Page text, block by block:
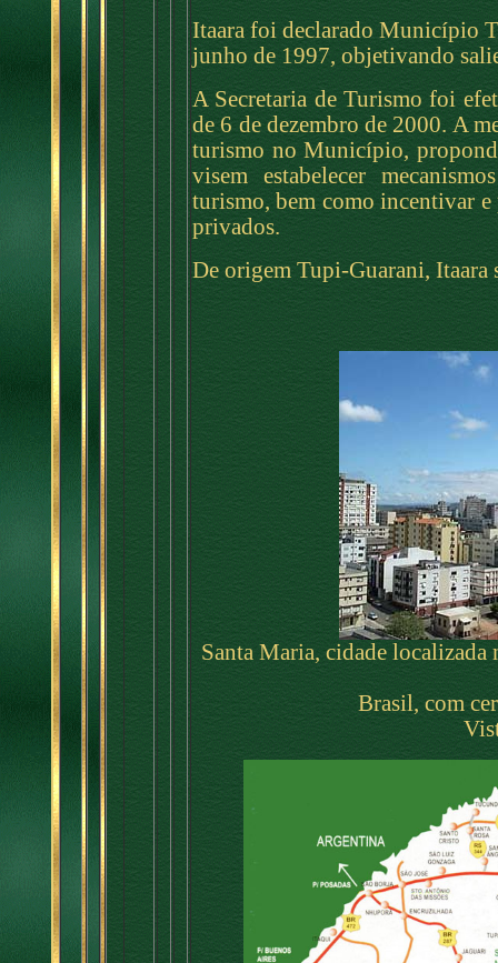
Itaara foi declarado Município
junho de 1997, objetivando
A Secretaria de Turismo foi
de 6 de dezembro de 2000. A
turismo no Município,
visem estabelecer
turismo, bem como incentivar
privados.
De origem Tupi-Guarani, Itaara
Santa Maria, cidade
Brasil, com